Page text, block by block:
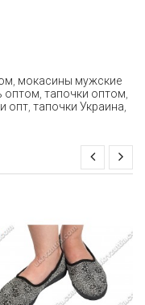
мокасины мужские
оптом тапочки оптом
опт тапочки Украина